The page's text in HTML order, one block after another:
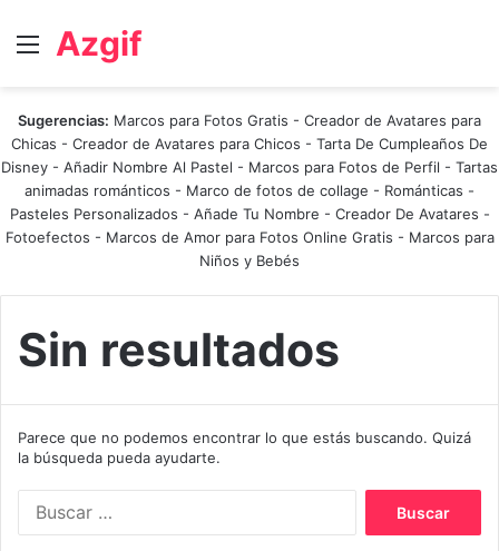
Menú
Azgif
Sugerencias: Marcos para Fotos Gratis - Creador de Avatares para
Chicas - Creador de Avatares para Chicos - Tarta De Cumpleaños De
Disney - Añadir Nombre Al Pastel - Marcos para Fotos de Perfil - Tartas
animadas románticos - Marco de fotos de collage - Románticas -
Pasteles Personalizados - Añade Tu Nombre - Creador De Avatares -
Fotoefectos - Marcos de Amor para Fotos Online Gratis - Marcos para
Niños y Bebés
Sin resultados
Parece que no podemos encontrar lo que estás buscando. Quizá
la búsqueda pueda ayudarte.